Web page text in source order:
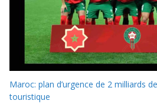
Maroc: plan d’urgence de 2 milliards
touristique